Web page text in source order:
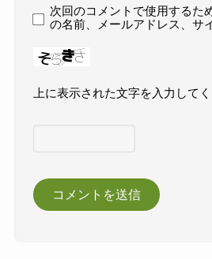
次回のコメントで使用するた
の名前、メールアドレス、サ
上に表示された文字を入力してく